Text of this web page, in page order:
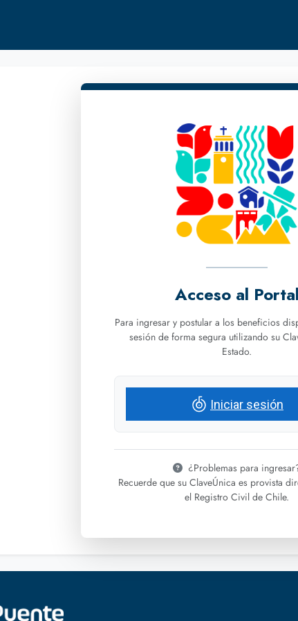
Acceso al Portal
Para ingresar y postular a los beneficios
sesión de forma segura utilizando su
Estado.
Iniciar sesión
¿Problemas para
Recuerde que su ClaveÚnica es provista
el Registro Civil de Chile.